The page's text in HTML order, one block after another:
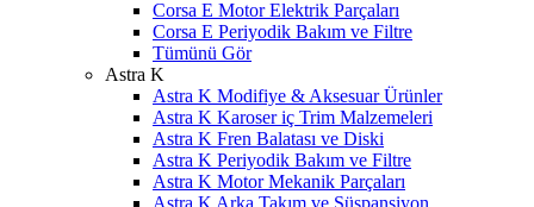
Corsa E Motor Elektrik Parçaları
Corsa E Periyodik Bakım ve Filtre
Tümünü Gör
Astra K
Astra K Modifiye & Aksesuar Ürünler
Astra K Karoser iç Trim Malzemeleri
Astra K Fren Balatası ve Diski
Astra K Periyodik Bakım ve Filtre
Astra K Motor Mekanik Parçaları
Astra K Arka Takım ve Süspansiyon